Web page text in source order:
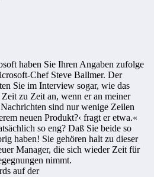
haben Sie Ihren Angaben zufolge
Chef Steve Ballmer. Der
Sie im Interview sogar, wie das
zu Zeit an, wenn er an meiner
sind nur wenige Zeilen
neuen Produkt?‹ fragt er etwa.«
so eng? Daß Sie beide so
haben! Sie gehören halt zu dieser
Manager, die sich wieder Zeit für
nimmt.
auf der